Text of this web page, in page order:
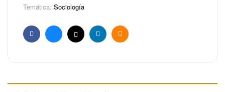
Temática: Sociología
FacebookBlueskyX LinkedinEmail